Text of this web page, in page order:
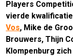
Players
vierde
Vos, Mike de
Brouwers, Thijn
Klompenburg